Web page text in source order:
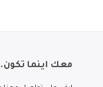
معك اينما